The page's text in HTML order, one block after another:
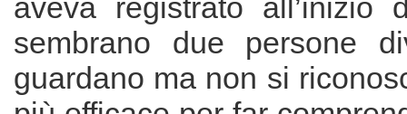
aveva registrato all’inizio
sembrano due persone
guardano ma non si